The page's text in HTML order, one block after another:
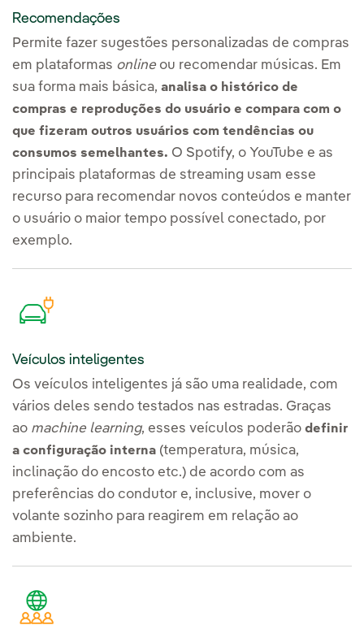
Recomendações
Permite fazer sugestões personalizadas de compras
em plataformas online ou recomendar músicas. Em
sua forma mais básica, analisa o histórico de
compras e reproduções do usuário e compara com o
que fizeram outros usuários com tendências ou
consumos semelhantes. O Spotify, o YouTube e as
principais plataformas de streaming usam esse
recurso para recomendar novos conteúdos e manter
o usuário o maior tempo possível conectado, por
exemplo.
Veículos inteligentes
Os veículos inteligentes já são uma realidade, com
vários deles sendo testados nas estradas. Graças
ao machine learning, esses veículos poderão definir
a configuração interna (temperatura, música,
inclinação do encosto etc.) de acordo com as
preferências do condutor e, inclusive, mover o
volante sozinho para reagirem em relação ao
ambiente.